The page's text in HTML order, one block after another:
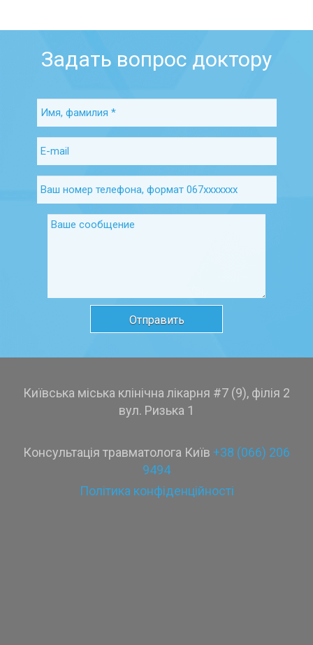
Задать вопрос доктору
Київська міська клінічна лікарня #7 (9), філія 2
вул. Ризька 1
Консультація травматолога Київ +38 (066) 206
9494
Політика конфіденційності